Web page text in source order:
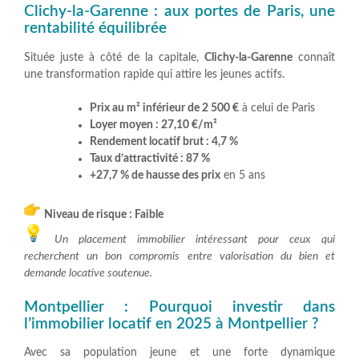
Clichy-la-Garenne : aux portes de Paris, une
rentabilité équilibrée
Située juste à côté de la capitale, Clichy-la-Garenne connaît
une transformation rapide qui attire les jeunes actifs.
Prix au m² inférieur de 2 500 € à celui de Paris
Loyer moyen : 27,10 €/m²
Rendement locatif brut : 4,7 %
Taux d’attractivité : 87 %
+27,7 % de hausse des prix en 5 ans
Niveau de risque : Faible
Un placement immobilier intéressant pour ceux qui
recherchent un bon compromis entre valorisation du bien et
demande locative soutenue.
Montpellier : Pourquoi investir dans
l’immobilier locatif en 2025 à Montpellier ?
Avec sa population jeune et une forte dynamique